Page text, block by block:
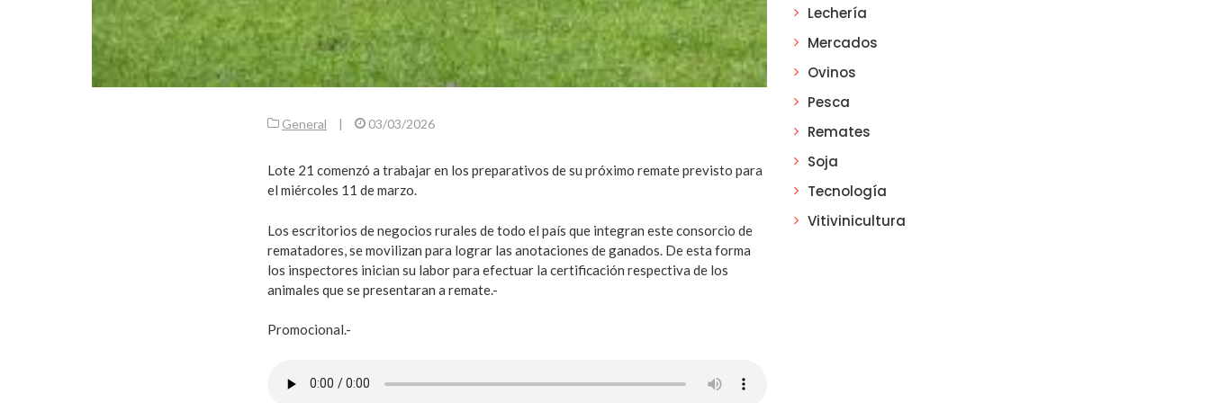
General | 03/03/2026
Lote 21 comenzó a trabajar en los preparativos de su próximo remate previsto para
el miércoles 11 de marzo.
Los escritorios de negocios rurales de todo el país que integran este consorcio de
rematadores, se movilizan para lograr las anotaciones de ganados. De esta forma
los inspectores inician su labor para efectuar la certificación respectiva de los
animales que se presentaran a remate.-
Promocional.-
Lechería
Mercados
Ovinos
Pesca
Remates
Soja
Tecnología
Vitivinicultura